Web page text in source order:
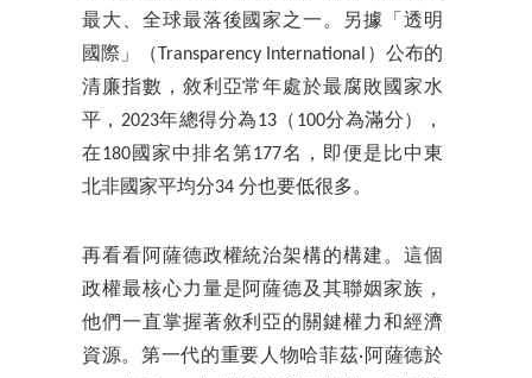
最大、全球最落後國家之一。另據「透明
國際」（Transparency International）公布的
清廉指數，敘利亞常年處於最腐敗國家水
平，2023年總得分為13（100分為滿分），
在180國家中排名第177名，即便是比中東
北非國家平均分34 分也要低很多。
再看看阿薩德政權統治架構的構建。這個
政權最核心力量是阿薩德及其聯姻家族，
他們一直掌握著敘利亞的關鍵權力和經濟
資源。第一代的重要人物哈菲茲·阿薩德於